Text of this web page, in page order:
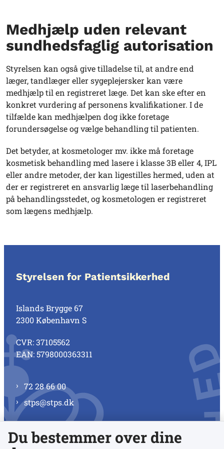
Medhjælp uden relevant
sundhedsfaglig autorisation
Styrelsen kan også give tilladelse til, at andre end
læger, tandlæger eller sygeplejersker kan være
medhjælp til en registreret læge. Det kan ske efter en
konkret vurdering af personens kvalifikationer. I de
tilfælde kan medhjælpen dog ikke foretage
forundersøgelse og vælge behandling til patienten.
Det betyder, at kosmetologer mv. ikke må foretage
kosmetisk behandling med lasere i klasse 3B eller 4, IPL
eller andre metoder, der kan ligestilles hermed, uden at
der er registreret en ansvarlig læge til laserbehandling
på behandlingsstedet, og kosmetologen er registreret
som lægens medhjælp.
Styrelsen for Patientsikkerhed
Islands Brygge 67
2300 København S
CVR: 37105562
EAN: 5798000363311
72 28 66 00
stps@stps.dk
Se alle kontaktnumre
Du bestemmer over dine